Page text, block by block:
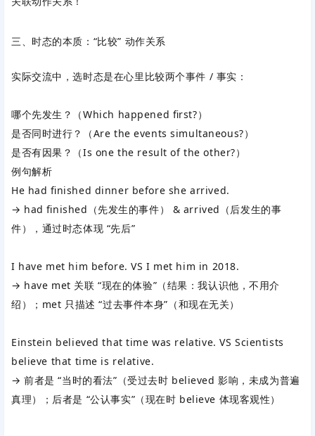
三、时态的本质：“比较” 动作关系
实际交流中，选时态是在心里比较两个事件 / 事实 ：
哪个先发生？（Which happened first?）
是否同时进行？（Are the events simultaneous?）
是否有因果？（Is one the result of the other?）
例句解析
He had finished dinner before she arrived.
→ had finished（先发生的事件） & arrived（后发生的事
件），通过时态体现 “先后”
I have met him before. VS I met him in 2018.
→ have met 关联 “现在的体验”（结果：我认识他，不用介
绍）； met 只描述 “过去事件本身”（和现在无关）
Einstein believed that time was relative. VS Scientists
believe that time is relative.
→ 前者是 “当时的看法”（受过去时 believed 影响，未成为普遍
真理）；后者是 “公认事实”（现在时 believe 体现客观性）